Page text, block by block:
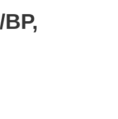
ВР,